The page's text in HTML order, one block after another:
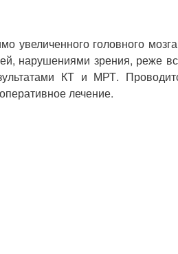
увеличенного головного
нарушениями зрения, реже
КТ и МРТ.
лечение.